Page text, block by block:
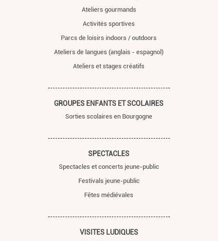
Ateliers gourmands
Activités sportives
Parcs de loisirs indoors / outdoors
Ateliers de langues (anglais - espagnol)
Ateliers et stages créatifs
GROUPES ENFANTS ET SCOLAIRES
Sorties scolaires en Bourgogne
SPECTACLES
Spectacles et concerts jeune-public
Festivals jeune-public
Fêtes médiévales
VISITES LUDIQUES